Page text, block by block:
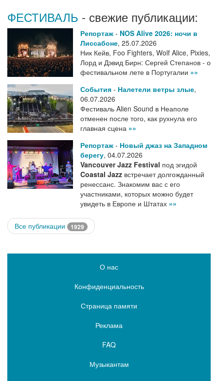
ФЕСТИВАЛЬ - свежие публикации:
Репортаж - NOS Alive 2026: ночи в
Лиссабоне, 25.07.2026
Ник Кейв, Foo Fighters, Wolf Alice, Pixies,
Лорд и Дэвид Бирн: Сергей Степанов - о
фестивальном лете в Португалии »»
События - Налетели ветры злые,
06.07.2026
Фестиваль Alien Sound в Неаполе
отменен после того, как рухнула его
главная сцена »»
Репортаж - Новый джаз на Западном
берегу, 04.07.2026
Vancouver Jazz Festival под эгидой
Coastal Jazz встречает долгожданный
ренессанс. Знакомим вас с его
участниками, которых можно будет
увидеть в Европе и Штатах »»
Все публикации 1929
О нас
Конфиденциальность
Страница памяти
Реклама
FAQ
Музыкантам